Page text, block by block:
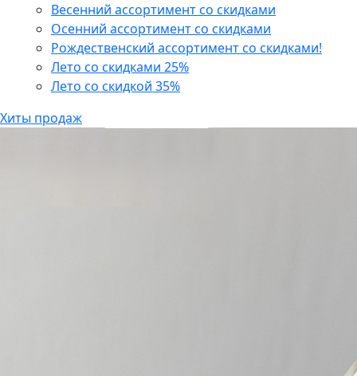
Весенний ассортимент со скидками
Осенний ассортимент со скидками
Рождественский ассортимент со скидками!
Лето со скидками 25%
Лето со скидкой 35%
Хиты продаж